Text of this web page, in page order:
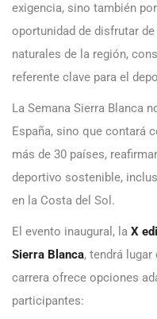
exigencia, sino también
oportunidad de disfrutar
naturales de la región,
referente clave para el
La Semana Sierra Blanca
España, sino que contará
más de 30 países,
deportivo sostenible,
en la Costa del Sol.
El evento inaugural, la X
Sierra Blanca, tendrá lugar
carrera ofrece opciones
participantes: